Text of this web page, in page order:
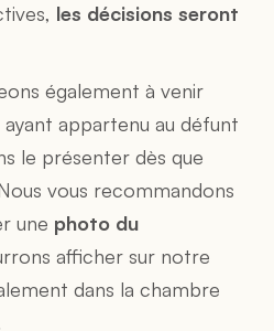
les décisions seront
également à venir
ayant appartenu au défunt
le présenter dès que
vous recommandons
une photo du
afficher sur notre
dans la chambre